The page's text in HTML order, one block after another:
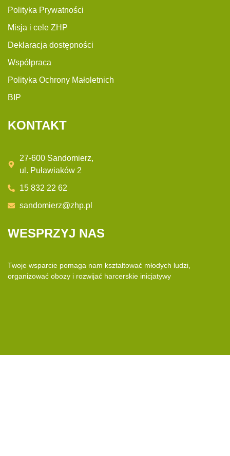
Polityka Prywatności
Misja i cele ZHP
Deklaracja dostępności
Współpraca
Polityka Ochrony Małoletnich
BIP
KONTAKT
27-600 Sandomierz,
ul. Puławiaków 2
15 832 22 62
sandomierz@zhp.pl
WESPRZYJ NAS
Twoje wsparcie pomaga nam kształtować młodych ludzi,
organizować obozy i rozwijać harcerskie inicjatywy